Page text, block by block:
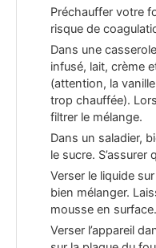
Préchauffer votre
risque de
Dans une
infusé, lait, crème
(attention, la
trop chauffée).
filtrer le mélange.
Dans un saladier,
le sucre. S’assurer
Verser le liquide
bien mélanger.
mousse en surface.
Verser l’appareil